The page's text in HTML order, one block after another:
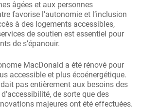
âgées et aux personnes
favorise l’autonomie et l’inclusion
à des logements accessibles,
de soutien est essentiel pour
de s’épanouir.
MacDonald a été rénové pour
accessible et plus écoénergétique.
pas entièrement aux besoins des
de sorte que des
majeures ont été effectuées.